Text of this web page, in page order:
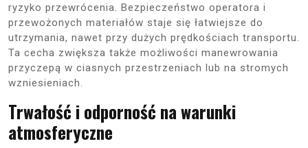
ryzyko przewrócenia. Bezpieczeństwo operatora i
przewożonych materiałów staje się łatwiejsze do
utrzymania, nawet przy dużych prędkościach transportu.
Ta cecha zwiększa także możliwości manewrowania
przyczepą w ciasnych przestrzeniach lub na stromych
wzniesieniach.
Trwałość i odporność na warunki
atmosferyczne